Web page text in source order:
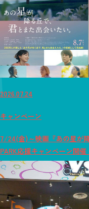
2026.07.24
キャンペーン
7/24(金)～映画『あの星が
PARK応援キャンペーン開催